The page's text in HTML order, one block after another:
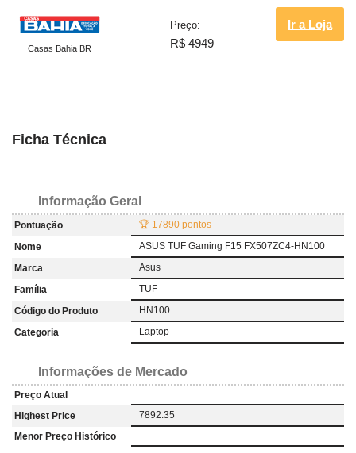
Casas Bahia BR
Preço:
R$ 4949
Ir a Loja
Ficha Técnica
Informação Geral
Pontuação
🏆 17890 pontos
Nome
ASUS TUF Gaming F15 FX507ZC4-HN100
Marca
Asus
Família
TUF
Código do Produto
HN100
Categoria
Laptop
Informações de Mercado
Preço Atual
Highest Price
7892.35
Menor Preço Histórico